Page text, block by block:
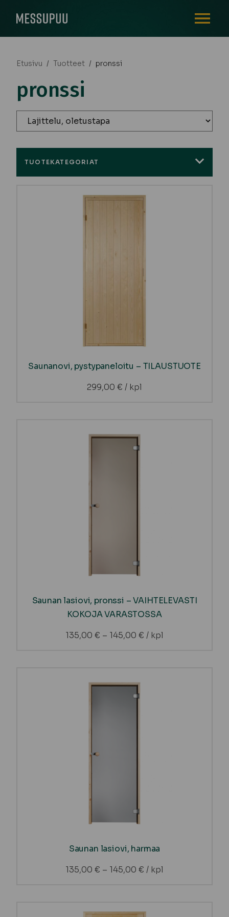
Etusivu / Tuotteet / pronssi
pronssi
TUOTEKATEGORIAT
Saunanovi, pystypaneloitu – TILAUSTUOTE
299,00 € / kpl
Saunan lasiovi, pronssi – VAIHTELEVASTI
KOKOJA VARASTOSSA
135,00 € – 145,00 € / kpl
Saunan lasiovi, harmaa
135,00 € – 145,00 € / kpl